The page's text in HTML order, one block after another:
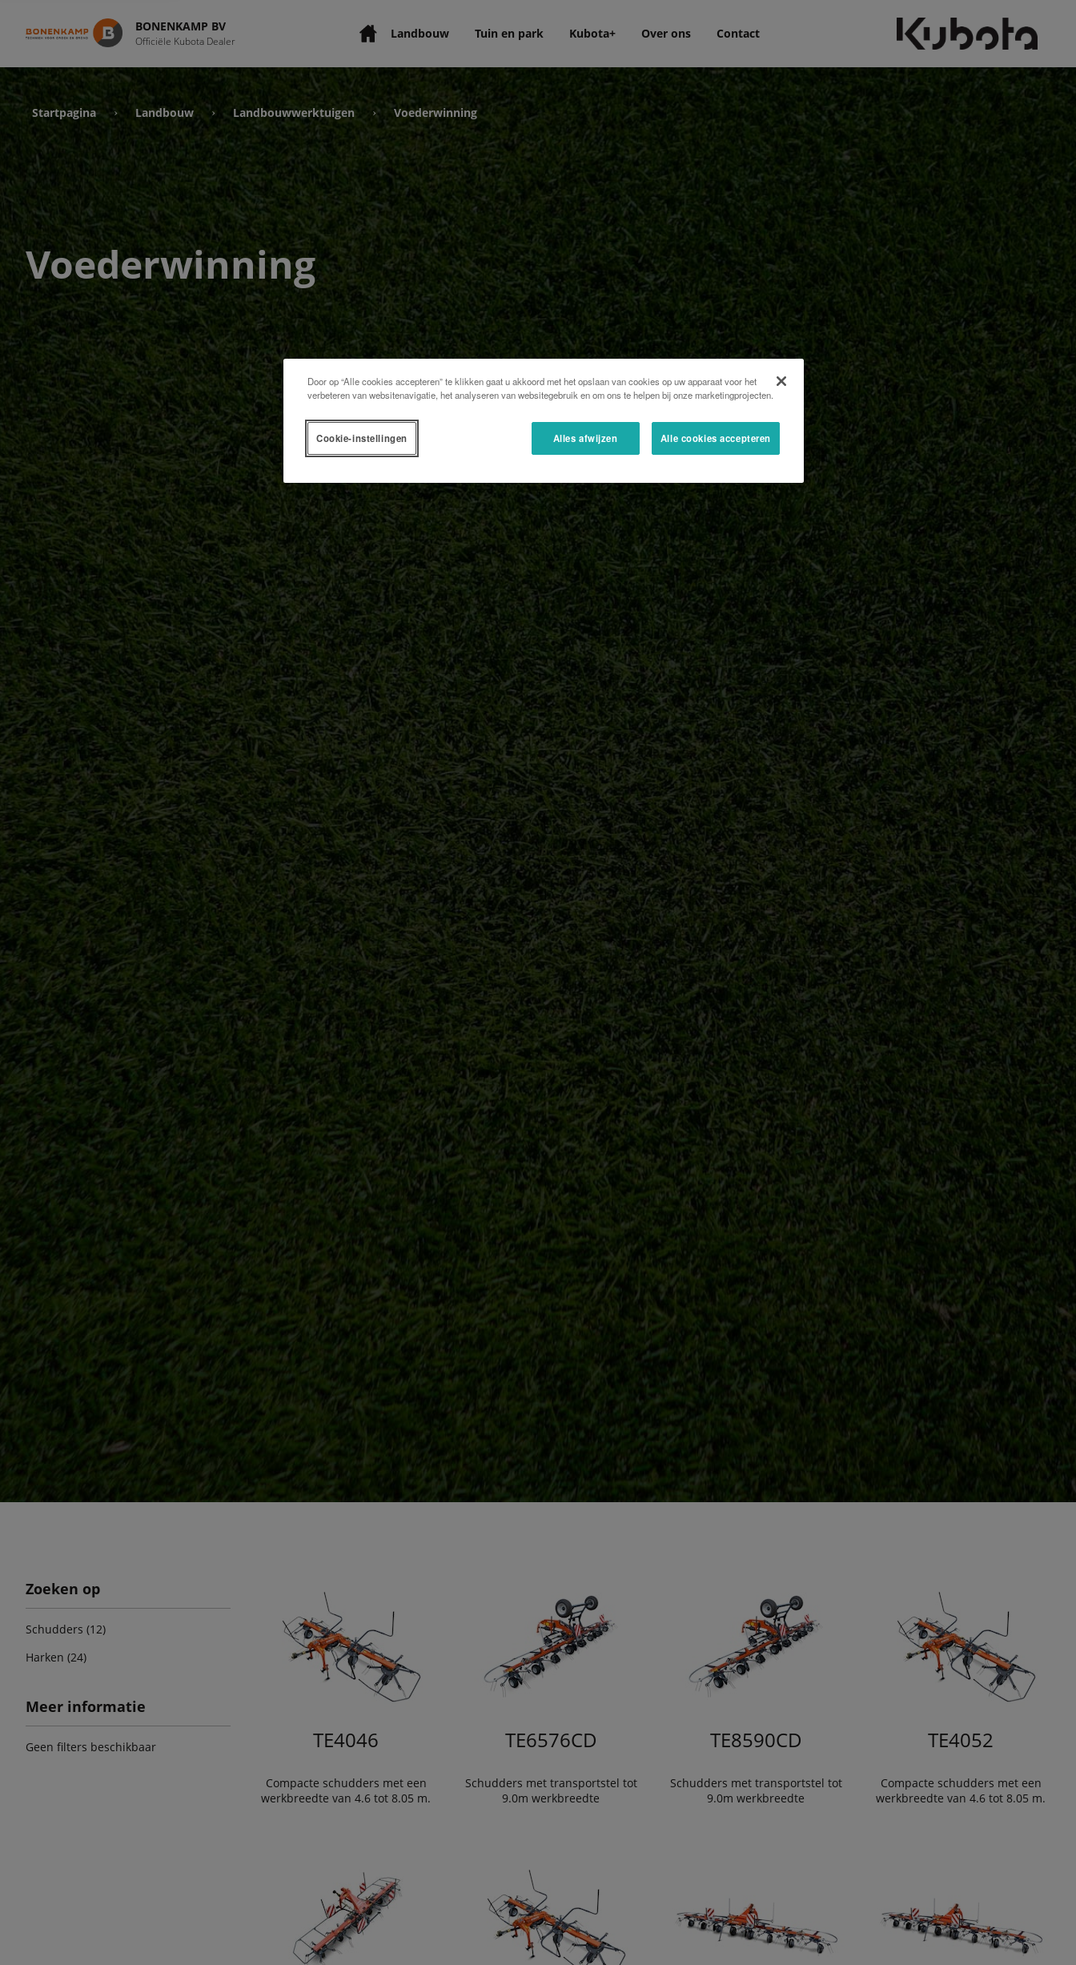
BONENKAMP BV
Officiële Kubota Dealer Landbouw Tuin en park Kubota+ Over ons Contact
Startpagina › Landbouw › Landbouwwerktuigen › Voederwinning
Voederwinning
Zoeken op
Schudders (12)
Harken (24)
Meer informatie
Geen filters beschikbaar TE4046
Compacte schudders met een
werkbreedte van 4.6 tot 8.05 m.
TE6576CD
Schudders met transportstel tot
9.0m werkbreedte
TE8590CD
Schudders met transportstel tot
9.0m werkbreedte
TE4052
Compacte schudders met een
werkbreedte van 4.6 tot 8.05 m.
Door op “Alle cookies accepteren” te klikken gaat u akkoord met het opslaan van cookies op uw apparaat voor het
verbeteren van websitenavigatie, het analyseren van websitegebruik en om ons te helpen bij onze marketingprojecten.
Alles afwijzen Alle cookies accepteren
Cookie-instellingen